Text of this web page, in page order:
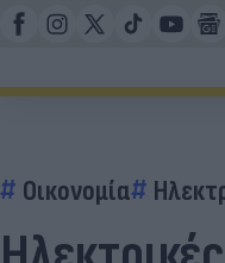
Οικονομία